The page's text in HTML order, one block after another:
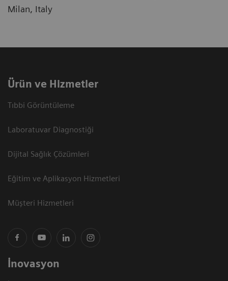
Milan, Italy
Ürün ve Hizmetler
Tıbbi Görüntüleme
Laboratuvar Diagnostiği
Dijital Sağlık Çözümleri
Eğitim ve Aplikasyon Hizmetleri
Müşteri Hizmetleri
İnovasyon